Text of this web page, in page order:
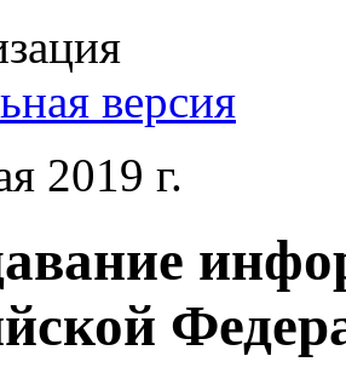
версия
2019 г.